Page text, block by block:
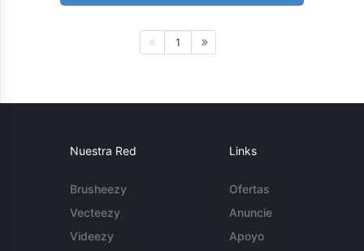
1
Nuestra Red
Brusheezy
Vecteezy
Videezy
Links
Ofertas
Anuncie
Apoyo